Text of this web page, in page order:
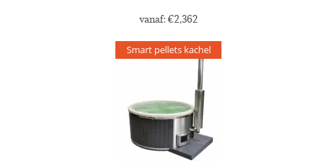
vanaf:€2,362
Smart pellets kachel